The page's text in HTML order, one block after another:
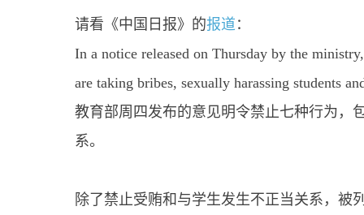
请看《中国日报》的报道 ：
In a notice released on Thursday by the
are taking bribes, sexually harassing students
教育部周四发布的意见明令禁止七种行为，
系。
除了禁止受贿和与学生发生不正当关系，被